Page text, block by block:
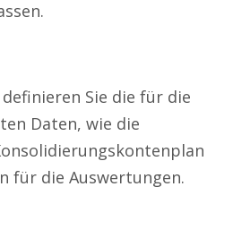
Sie die für die
Daten, wie die
für die Auswertungen.